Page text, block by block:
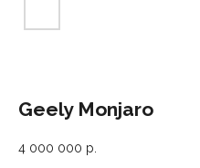
Geely Monjaro
4 000 000 р.